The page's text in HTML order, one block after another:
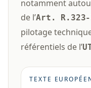
notamment
de l’Art. R.323-
pilotage
référentiels de l’
TEXTE